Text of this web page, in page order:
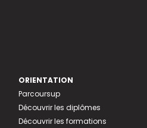
ORIENTATION
Parcoursup
Découvrir les diplômes
Découvrir les formations